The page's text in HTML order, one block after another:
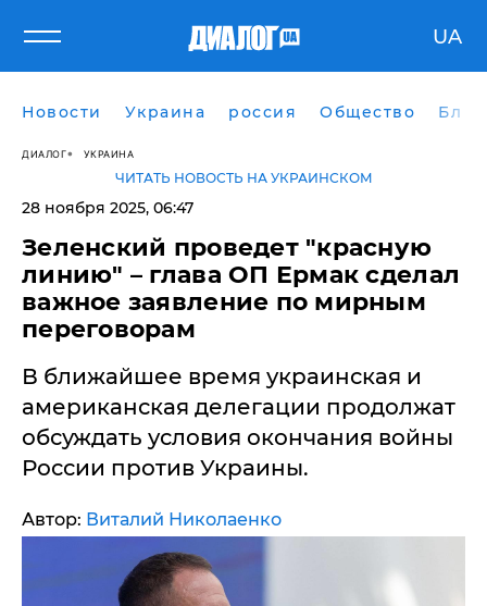
UA
Новости Украина россия Общество
ДИАЛОГ УКРАИНА
ЧИТАТЬ НОВОСТЬ НА УКРАИНСКОМ
28 ноября 2025, 06:47
Зеленский проведет "красную
линию" – глава ОП Ермак сделал
важное заявление по мирным
переговорам
В ближайшее время украинская и
американская делегации продолжат
обсуждать условия окончания войны
России против Украины.
Автор: Виталий Николаенко